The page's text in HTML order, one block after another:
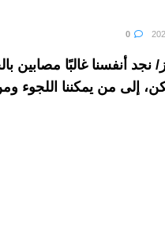
نجد أنفسنا غالبًا
إلى من يمكننا اللجوء